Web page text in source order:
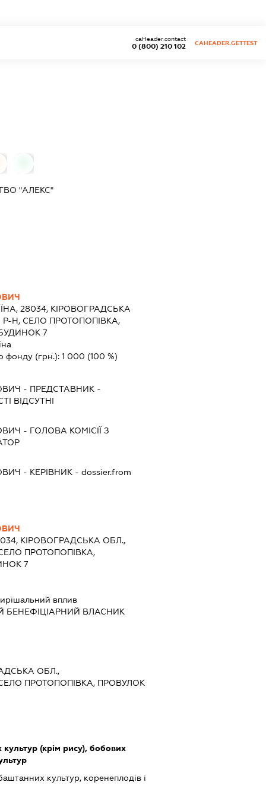
0 (800) 210 102
caHeader.contact
CAHEADER.GETTEST
"АЛЕКС"
28034, КІРОВОГРАДСЬКА
Н, СЕЛО ПРОТОПОПІВКА,
7
фонду (грн.):1 000 (100 %)
- ПРЕДСТАВНИК -
ВІДСУТНІ
- ГОЛОВА КОМІСІЇ З
- КЕРІВНИК - dossier.from
КІРОВОГРАДСЬКА ОБЛ.,
ПРОТОПОПІВКА,
7
вплив
БЕНЕФІЦІАРНИЙ ВЛАСНИК
ОБЛ.,
ПРОТОПОПІВКА, ПРОВУЛОК
(крім рису), бобових
культур, коренеплодів і